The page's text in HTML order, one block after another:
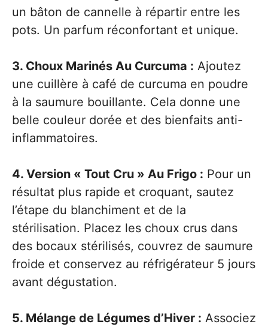
un bâton de cannelle à répartir entre les
pots. Un parfum réconfortant et unique.
3. Choux Marinés Au Curcuma : Ajoutez
une cuillère à café de curcuma en poudre
à la saumure bouillante. Cela donne une
belle couleur dorée et des bienfaits anti-
inflammatoires.
4. Version « Tout Cru » Au Frigo : Pour un
résultat plus rapide et croquant, sautez
l’étape du blanchiment et de la
stérilisation. Placez les choux crus dans
des bocaux stérilisés, couvrez de saumure
froide et conservez au réfrigérateur 5 jours
avant dégustation.
5. Mélange de Légumes d’Hiver : Associez